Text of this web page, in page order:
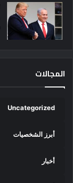
المجالات
Uncategorized
أبرز الشخصيات
أخبار